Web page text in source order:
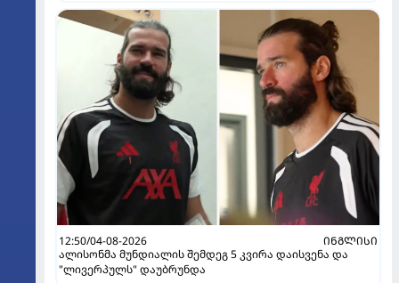
12:50/04-08-2026
ᲘᲜᲒᲚᲘᲡᲘ
ალისონმა მუნდიალის შემდეგ 5 კვირა დაისვენა და
"ლივერპულს" დაუბრუნდა